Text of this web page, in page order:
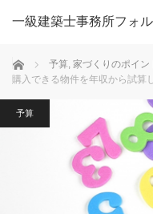
一級建築士事務所フォ
ホーム 予算, 家づくりのポイン
購入できる物件を年収から試算
予算